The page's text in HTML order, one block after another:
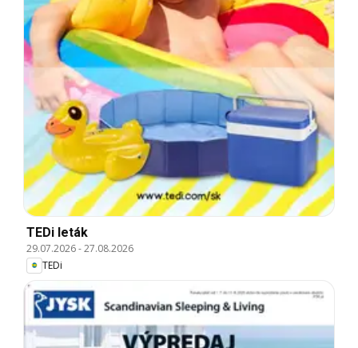
TEDi leták
29.07.2026-27.08.2026
TEDi